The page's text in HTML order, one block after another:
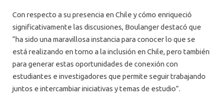
Con respecto a su presencia en Chile y cómo enriqueció
significativamente las discusiones, Boulanger destacó que
“ha sido una maravillosa instancia para conocer lo que se
está realizando en torno a la inclusión en Chile, pero también
para generar estas oportunidades de conexión con
estudiantes e investigadores que permite seguir trabajando
juntos e intercambiar iniciativas y temas de estudio”.